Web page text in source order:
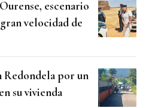
escenario
velocidad de
por un
su vivienda